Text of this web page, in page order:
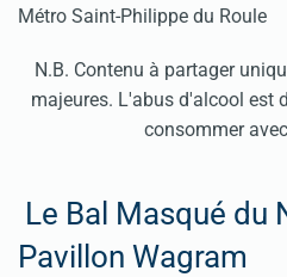
Métro Saint-Philippe du Roule
N.B. Contenu à partager
majeures. L'abus d'alcool est
consommer
Le Bal Masqué du
Pavillon Wagram